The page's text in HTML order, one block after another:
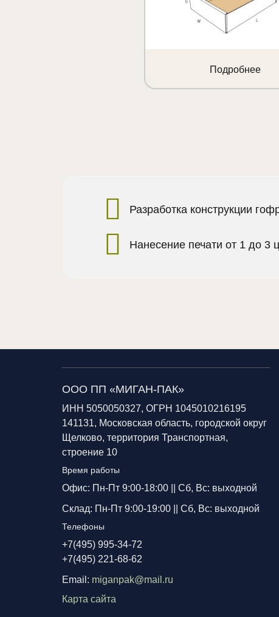
Подробнее
Разработка конструкции
Нанесение печати от 1 до 3
ООО ПП «МИГАН-ПАК»
ИНН 5050050327, ОГРН 1045010216195
141131, Московская область, городской округ
Щелково, территория Транспортная,
строение 10
Время работы
Офис: Пн-Пт 9:00-18:00 || Сб, Вс: выходной
Склад: Пн-Пт 9:00-19:00 || Сб, Вс: выходной
Телефоны
+7(495) 995-34-72
+7(495) 221-68-62
Email: miganpak@mail.ru
Карта сайта